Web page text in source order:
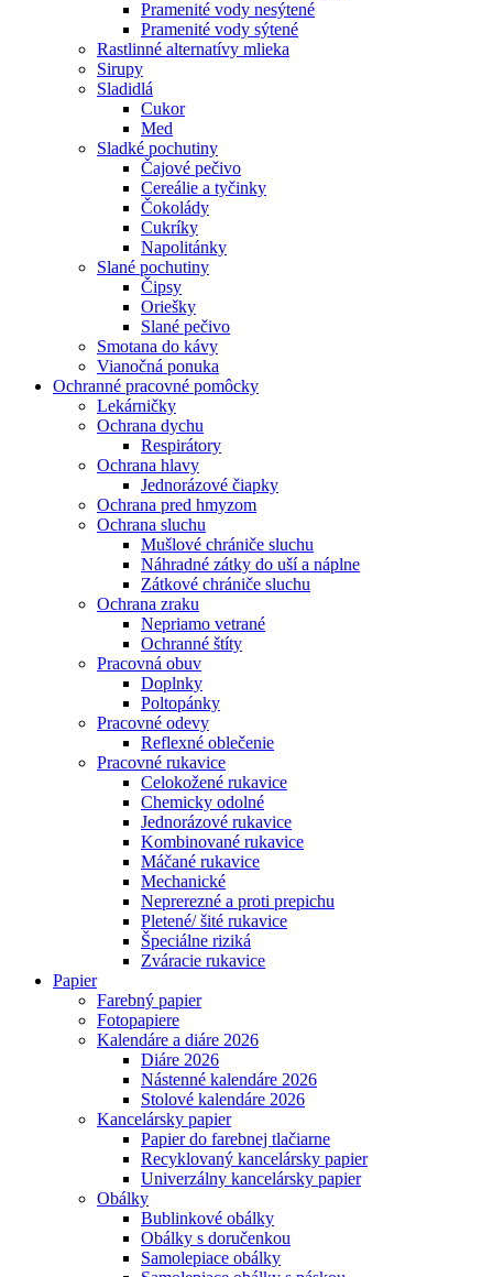
Pramenité vody nesýtené
Pramenité vody sýtené
Rastlinné alternatívy mlieka
Sirupy
Sladidlá
Cukor
Med
Sladké pochutiny
Čajové pečivo
Cereálie a tyčinky
Čokolády
Cukríky
Napolitánky
Slané pochutiny
Čipsy
Oriešky
Slané pečivo
Smotana do kávy
Vianočná ponuka
Ochranné pracovné pomôcky
Lekárničky
Ochrana dychu
Respirátory
Ochrana hlavy
Jednorázové čiapky
Ochrana pred hmyzom
Ochrana sluchu
Mušlové chrániče sluchu
Náhradné zátky do uší a náplne
Zátkové chrániče sluchu
Ochrana zraku
Nepriamo vetrané
Ochranné štíty
Pracovná obuv
Doplnky
Poltopánky
Pracovné odevy
Reflexné oblečenie
Pracovné rukavice
Celokožené rukavice
Chemicky odolné
Jednorázové rukavice
Kombinované rukavice
Máčané rukavice
Mechanické
Neprerezné a proti prepichu
Pletené/ šité rukavice
Špeciálne riziká
Zváracie rukavice
Papier
Farebný papier
Fotopapiere
Kalendáre a diáre 2026
Diáre 2026
Nástenné kalendáre 2026
Stolové kalendáre 2026
Kancelársky papier
Papier do farebnej tlačiarne
Recyklovaný kancelársky papier
Univerzálny kancelársky papier
Obálky
Bublinkové obálky
Obálky s doručenkou
Samolepiace obálky